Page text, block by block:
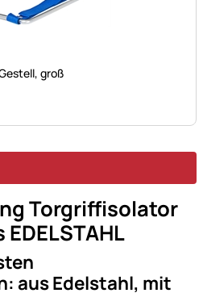
groß
Torgriffisolator
aus Edelstahl, mit